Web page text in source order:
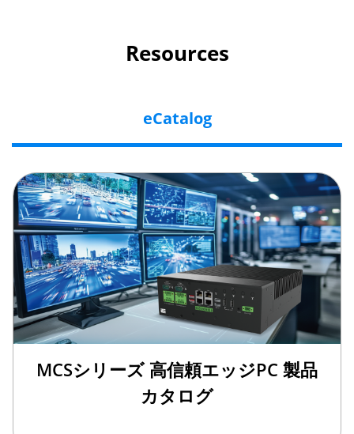
Resources
eCatalog
MCSシリーズ 高信頼エッジPC 製品
カタログ